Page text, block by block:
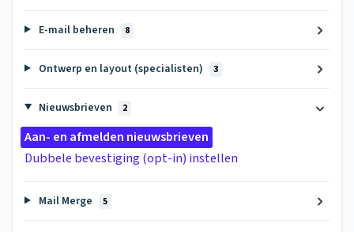
E-mail beheren 8
Ontwerp en layout (specialisten) 3
Nieuwsbrieven 2
Aan- en afmelden nieuwsbrieven
Dubbele bevestiging (opt-in) instellen
Mail Merge 5